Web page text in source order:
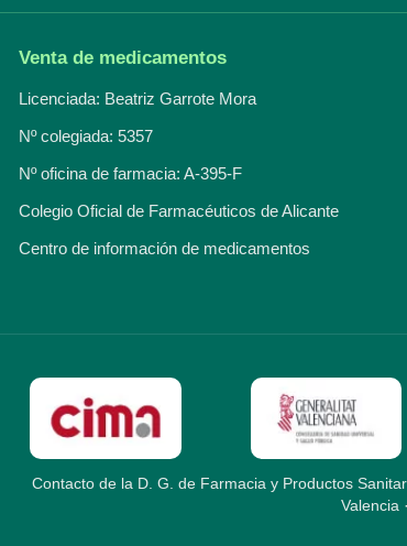
Venta de medicamentos
Licenciada: Beatriz Garrote Mora
Nº colegiada: 5357
Nº oficina de farmacia: A-395-F
Colegio Oficial de Farmacéuticos de Alicante
Centro de información de medicamentos
Contacto de la D. G. de Farmacia y Productos
Valencia